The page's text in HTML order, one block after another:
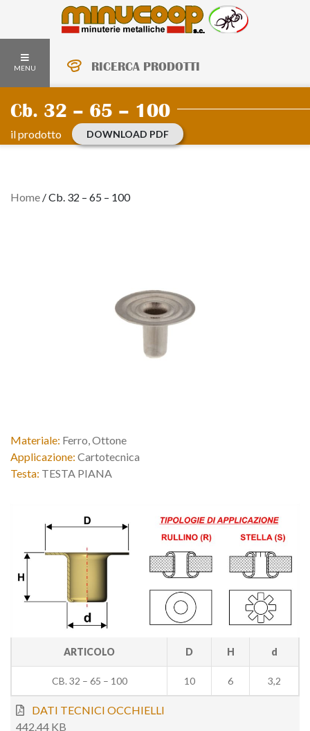
MENU RICERCA PRODOTTI
Cb. 32 – 65 – 100
il prodotto DOWNLOAD PDF
Home /Cb. 32 – 65 – 100
Materiale: Ferro, Ottone
Applicazione: Cartotecnica
Testa: TESTA PIANA
ARTICOLO D H d
CB. 32 – 65 – 100 10 6 3,2
DATI TECNICI OCCHIELLI
442.44 KB